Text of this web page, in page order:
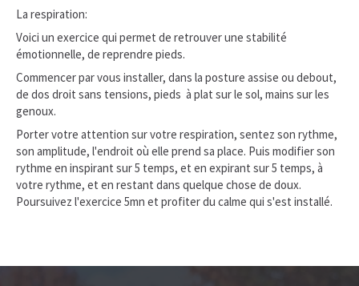
La respiration:
Voici un exercice qui permet de retrouver une stabilité
émotionnelle, de reprendre pieds.
Commencer par vous installer, dans la posture assise ou debout,
de dos droit sans tensions, pieds à plat sur le sol, mains sur les
genoux.
Porter votre attention sur votre respiration, sentez son rythme,
son amplitude, l'endroit où elle prend sa place. Puis modifier son
rythme en inspirant sur 5 temps, et en expirant sur 5 temps, à
votre rythme, et en restant dans quelque chose de doux.
Poursuivez l'exercice 5mn et profiter du calme qui s'est installé.